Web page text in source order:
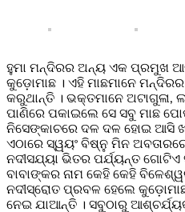
ହୁମା ମନ୍ଦିରର ଅନ୍ୟ ଏକ ପ୍ରମୁଖ
କୁଡ଼ୋମାଛ । ଏହି ମାଛମାନେ
କରୁଥାନ୍ତି । ଭକ୍ତମାନେ
ପାଣିରେ ପକାଇଲେ ସେ ସବୁ ମାଛ
ନିସେଙ୍କାଚରେ ଦଳ ଦଳ ହୋଇ ଆସି
ଏଠାରେ ସ୍ୱୟଂ ବିଷ୍ନୁ ମିନ
ନଦୀସଯ୍ୟା ଭିତର ପର୍ଯ୍ୟନ୍ତ
ବାବାଙ୍କର ନାମ କେହି କେହି
ନଦୀସ୍ରୋତ ପ୍ରବଳ ହେଲେ
ନେଇ ଯାଆନ୍ତି । ସବୁଠାରୁ